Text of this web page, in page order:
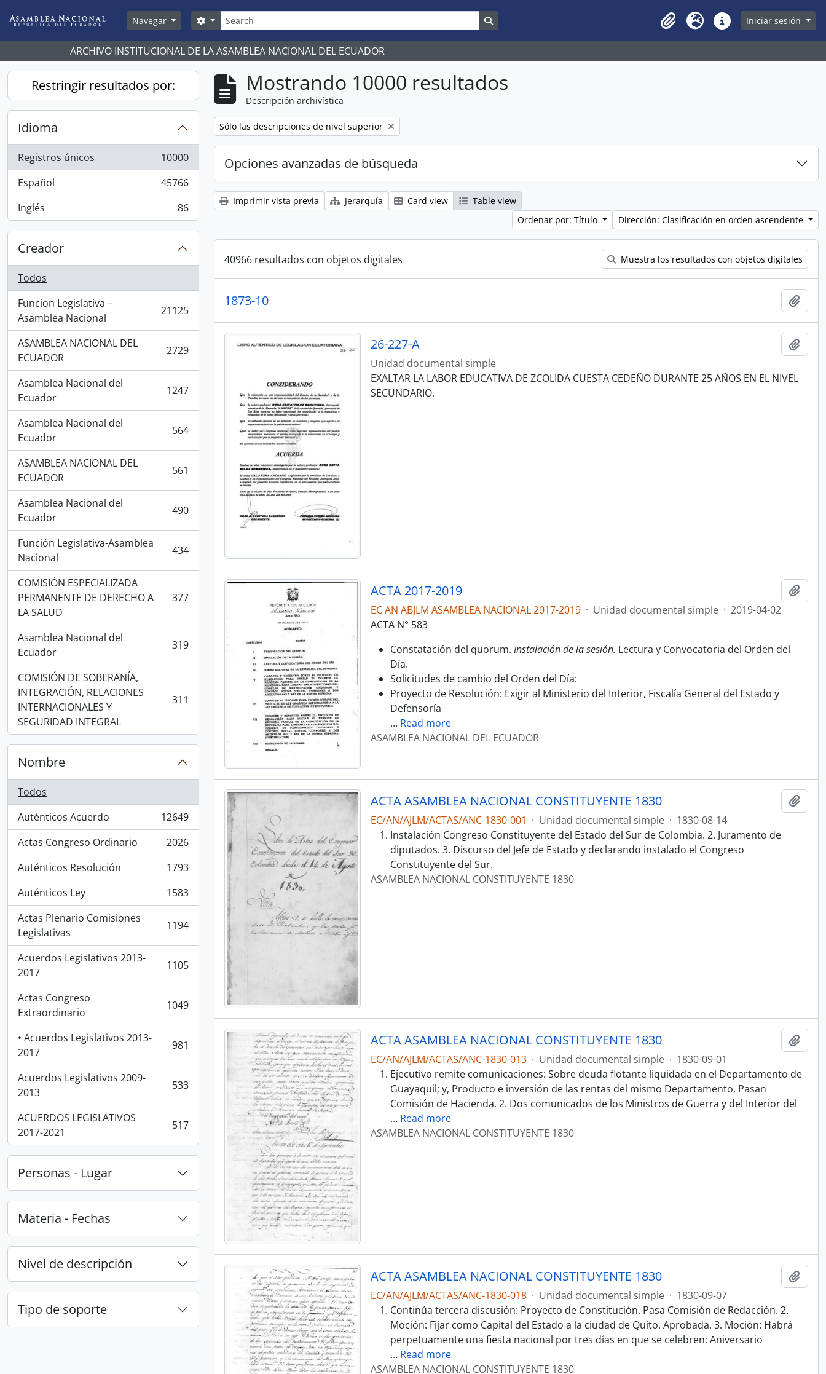
Navegar
Búsqueda
Search options
Clipboard
Idioma Enlaces rápidos
Iniciar sesión
ARCHIVO INSTITUCIONAL DE LA ASAMBLEA NACIONAL DEL ECUADOR
Restringir resultados por:
Idioma
Registros únicos
, 10000 resultados
10000
Español
, 45766 resultados
45766
Inglés
, 86 resultados 86
Creador
Todos
Funcion Legislativa –
Asamblea Nacional
, 21125 resultados 21125
ASAMBLEA NACIONAL DEL
ECUADOR
, 2729 resultados 2729
Asamblea Nacional del
Ecuador
, 1247 resultados 1247
Asamblea Nacional del
Ecuador
, 564 resultados 564
ASAMBLEA NACIONAL DEL
ECUADOR
, 561 resultados 561
Asamblea Nacional del
Ecuador
, 490 resultados 490
Función Legislativa-Asamblea
Nacional
, 434 resultados 434
COMISIÓN ESPECIALIZADA
PERMANENTE DE DERECHO A
LA SALUD
, 377 resultados 377
Asamblea Nacional del
Ecuador
, 319 resultados 319
COMISIÓN DE SOBERANÍA,
INTEGRACIÓN, RELACIONES
INTERNACIONALES Y
SEGURIDAD INTEGRAL
, 311 resultados 311
Nombre
Todos
Auténticos Acuerdo
, 12649 resultados
12649
Actas Congreso Ordinario
, 2026 resultados
2026
Auténticos Resolución
, 1793 resultados
1793
Auténticos Ley
, 1583 resultados
1583
Actas Plenario Comisiones
Legislativas
, 1194 resultados 1194
Acuerdos Legislativos 2013-
2017
, 1105 resultados 1105
Actas Congreso
Extraordinario
, 1049 resultados 1049
• Acuerdos Legislativos 2013-
2017
, 981 resultados 981
Acuerdos Legislativos 2009-
2013
, 533 resultados 533
ACUERDOS LEGISLATIVOS
2017-2021
, 517 resultados 517
Personas - Lugar
Materia - Fechas
Nivel de descripción
Tipo de soporte
Mostrando 10000 resultados
Descripción archivística
Remove filter:
Sólo las descripciones de nivel superior
Opciones avanzadas de búsqueda
Imprimir vista previa Jerarquía Card view
Table view
Ordenar por: Título
Dirección: Clasificación en orden ascendente
40966 resultados con objetos digitales Muestra los resultados con objetos digitales
1873-10
26-227-A
Unidad documental simple
EXALTAR LA LABOR EDUCATIVA DE ZCOLIDA CUESTA CEDEÑO DURANTE 25 AÑOS EN EL NIVEL
SECUNDARIO.
ACTA 2017-2019
EC AN ABJLM ASAMBLEA NACIONAL 2017-2019 · Unidad documental simple · 2019-04-02
ACTA N° 583
Constatación del quorum. Instalación de la sesión. Lectura y Convocatoria del Orden del
Día.
Solicitudes de cambio del Orden del Día:
Proyecto de Resolución: Exigir al Ministerio del Interior, Fiscalía General del Estado y
Defensoría
… Read more
ASAMBLEA NACIONAL DEL ECUADOR
ACTA ASAMBLEA NACIONAL CONSTITUYENTE 1830
EC/AN/AJLM/ACTAS/ANC-1830-001 · Unidad documental simple · 1830-08-14
Instalación Congreso Constituyente del Estado del Sur de Colombia. 2. Juramento de
diputados. 3. Discurso del Jefe de Estado y declarando instalado el Congreso
Constituyente del Sur.
ASAMBLEA NACIONAL CONSTITUYENTE 1830
ACTA ASAMBLEA NACIONAL CONSTITUYENTE 1830
EC/AN/AJLM/ACTAS/ANC-1830-013 · Unidad documental simple · 1830-09-01
Ejecutivo remite comunicaciones: Sobre deuda flotante liquidada en el Departamento de
Guayaquil; y, Producto e inversión de las rentas del mismo Departamento. Pasan
Comisión de Hacienda. 2. Dos comunicados de los Ministros de Guerra y del Interior del
… Read more
ASAMBLEA NACIONAL CONSTITUYENTE 1830
ACTA ASAMBLEA NACIONAL CONSTITUYENTE 1830
EC/AN/AJLM/ACTAS/ANC-1830-018 · Unidad documental simple · 1830-09-07
Continúa tercera discusión: Proyecto de Constitución. Pasa Comisión de Redacción. 2.
Moción: Fijar como Capital del Estado a la ciudad de Quito. Aprobada. 3. Moción: Habrá
perpetuamente una fiesta nacional por tres días en que se celebren: Aniversario
… Read more
ASAMBLEA NACIONAL CONSTITUYENTE 1830